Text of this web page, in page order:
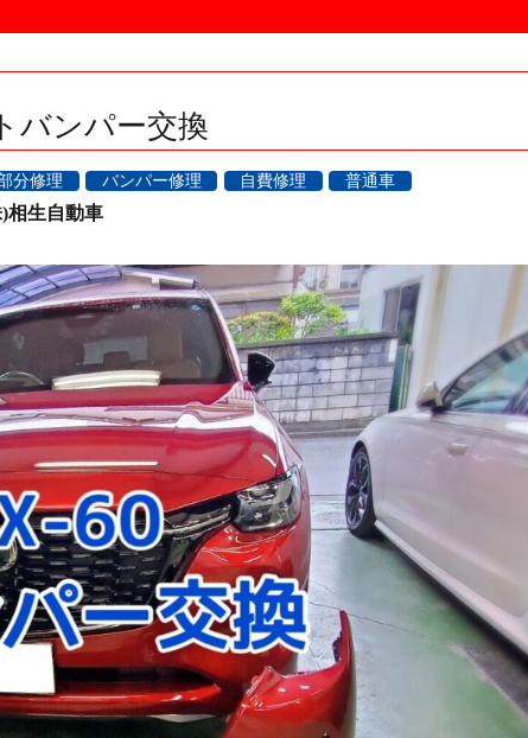
バンパー交換
分修理 バンパー修理 自費修理
普通車
相生自動車